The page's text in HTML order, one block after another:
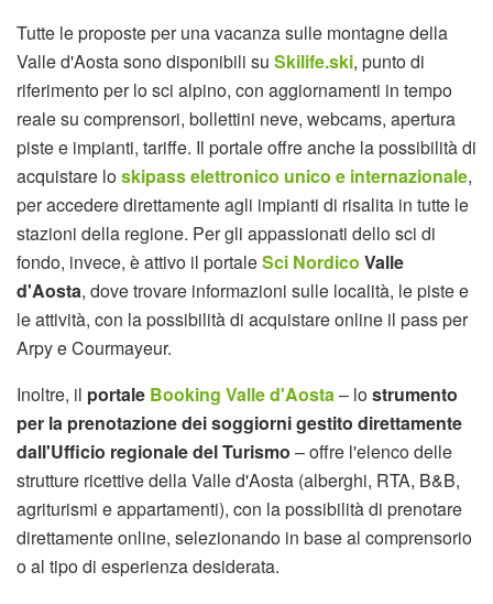
Tutte le proposte per una vacanza sulle montagne della
Valle d'Aosta sono disponibili su Skilife.ski, punto di
riferimento per lo sci alpino, con aggiornamenti in tempo
reale su comprensori, bollettini neve, webcams, apertura
piste e impianti, tariffe. Il portale offre anche la possibilità di
acquistare loskipass elettronico unico e internazionale,
per accedere direttamente agli impianti di risalita in tutte le
stazioni della regione. Per gli appassionati dello sci di
fondo, invece, è attivo il portaleSci Nordico Valle
d'Aosta, dove trovare informazioni sulle località, le piste e
le attività, con la possibilità di acquistare online il pass per
Arpy e Courmayeur.
Inoltre, il portale Booking Valle d'Aosta– lostrumento
per la prenotazione dei soggiorni gestito direttamente
dall'Ufficio regionale del Turismo – offre l'elenco delle
strutture ricettive della Valle d'Aosta (alberghi, RTA, B&B,
agriturismi e appartamenti), con la possibilità di prenotare
direttamente online, selezionando in base al comprensorio
o al tipo di esperienza desiderata.